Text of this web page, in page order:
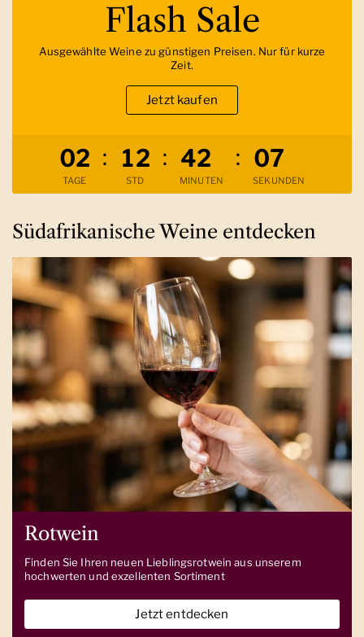
Verbleibende Zeit
02
TAGE
: 12
STD
: 42
MINUTEN
: 06
SEKUNDEN
Flash Sale
Ausgewählte Weine zu günstigen Preisen. Nur für kurze
Zeit.
Jetzt kaufen
Südafrikanische Weine entdecken
Rotwein
Finden Sie Ihren neuen Lieblingsrotwein aus unserem
hochwerten und exzellenten Sortiment
Jetzt entdecken